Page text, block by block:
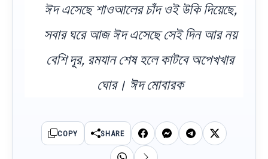
ঈদ এসেছে শাওআলের চাঁদ ওই উকি দিয়েছে,
সবার ঘরে আজ ঈদ এসেছে সেই দিন আর নয়
বেশি দূর, রমযান শেষ হলে কাটবে অপেখখার
ঘোর। ঈদ মোবারক
COPY SHARE